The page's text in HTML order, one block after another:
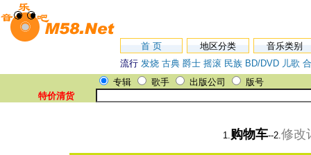
首 页 地区分类
音乐类别
流行 发烧 古典 爵士 摇滚 民族 BD/DVD 儿歌
特价清货
专辑 歌手 出版公司 版号
1.购物车--2.修改